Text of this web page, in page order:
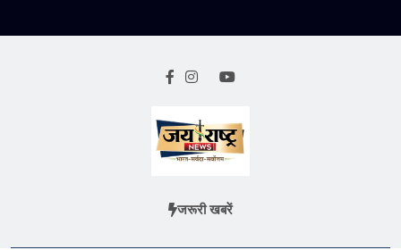
Jai Rashtra
हिंदी समाचार
जरूरी खबरें